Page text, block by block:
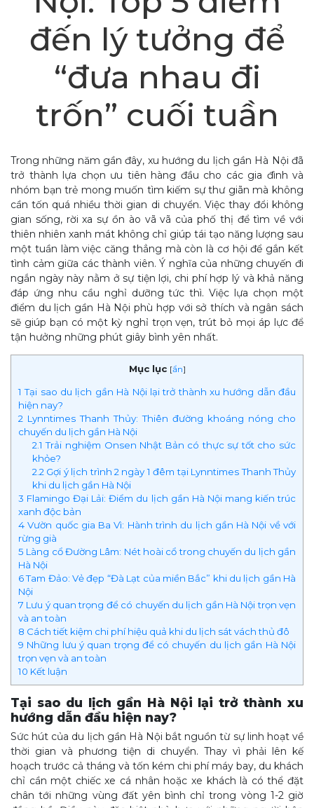
đến lý tưởng để
“đưa nhau đi
trốn” cuối tuần
Trong những năm gần đây, xu hướng du lịch gần Hà Nội đã
trở thành lựa chọn ưu tiên hàng đầu cho các gia đình và
nhóm bạn trẻ mong muốn tìm kiếm sự thư giãn mà không
cần tốn quá nhiều thời gian di chuyển. Việc thay đổi không
gian sống, rời xa sự ồn ào vã vã của phố thị để tìm về với
thiên nhiên xanh mát không chỉ giúp tái tạo năng lượng sau
một tuần làm việc căng thẳng mà còn là cơ hội để gắn kết
tình cảm giữa các thành viên. Ý nghĩa của những chuyến đi
ngắn ngày này nằm ở sự tiện lợi, chi phí hợp lý và khả năng
đáp ứng nhu cầu nghỉ dưỡng tức thì. Việc lựa chọn một
điểm du lịch gần Hà Nội phù hợp với sở thích và ngân sách
sẽ giúp bạn có một kỳ nghỉ trọn vẹn, trút bỏ mọi áp lực để
tận hưởng những phút giây bình yên nhất.
Mục lục [ẩn]
1 Tại sao du lịch gần Hà Nội lại trở thành xu hướng dẫn đầu
hiện nay?
2 Lynntimes Thanh Thủy: Thiên đường khoáng nóng cho
chuyến du lịch gần Hà Nội
2.1 Trải nghiệm Onsen Nhật Bản có thực sự tốt cho sức
khỏe?
2.2 Gợi ý lịch trình 2 ngày 1 đêm tại Lynntimes Thanh Thủy
khi du lịch gần Hà Nội
3 Flamingo Đại Lải: Điểm du lịch gần Hà Nội mang kiến trúc
xanh độc bản
4 Vườn quốc gia Ba Vì: Hành trình du lịch gần Hà Nội về với
rừng già
5 Làng cổ Đường Lâm: Nét hoài cổ trong chuyến du lịch gần
Hà Nội
6Tam Đảo: Vẻ đẹp “Đà Lạt của miền Bắc” khi du lịch gần Hà
Nội
7 Lưu ý quan trọng để có chuyến du lịch gần Hà Nội trọn vẹn
và an toàn
8 Cách tiết kiệm chi phí hiệu quả khi du lịch sát vách thủ đô
9 Những lưu ý quan trọng để có chuyến du lịch gần Hà Nội
trọn vẹn và an toàn
10 Kết luận
Tại sao du lịch gần Hà Nội lại trở thành xu
hướng dẫn đầu hiện nay?
Sức hút của du lịch gần Hà Nội bắt nguồn từ sự linh hoạt về
thời gian và phương tiện di chuyển. Thay vì phải lên kế
hoạch trước cả tháng và tốn kém chi phí máy bay, du khách
chỉ cần một chiếc xe cá nhân hoặc xe khách là có thể đặt
chân tới những vùng đất yên bình chỉ trong vòng 1-2 giờ